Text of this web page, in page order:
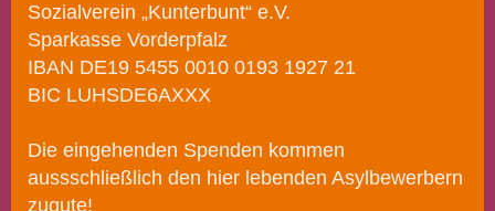
Sozialverein „Kunterbunt“ e.V.
Sparkasse Vorderpfalz
IBAN DE19 5455 0010 0193 1927 21
BIC LUHSDE6AXXX
Die eingehenden Spenden kommen
aussschließlich den hier lebenden Asylbewerbern
zugute!